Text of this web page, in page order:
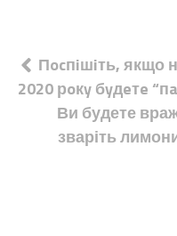
Навігація
записів
Пocпiшiть, якщо
2020 рoкy бyдeтe
Ви будете
зваріть